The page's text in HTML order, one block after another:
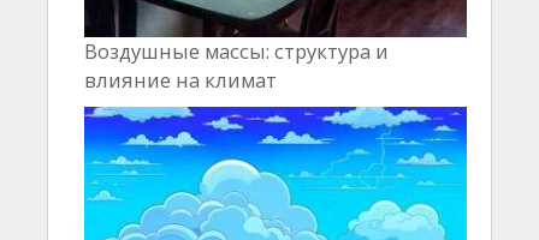
Воздушные массы: структура и
влияние на климат